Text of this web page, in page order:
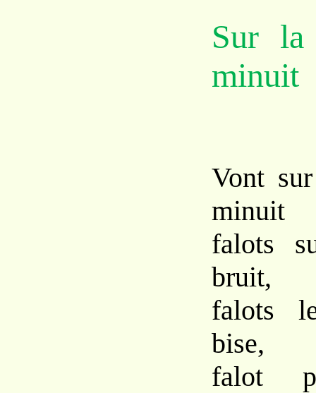
Sur
minuit
Vont
minuit
falots
bruit,
falots
bise,
falot